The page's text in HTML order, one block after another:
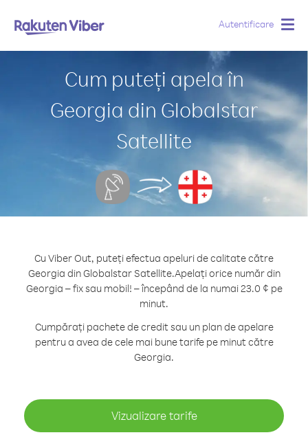
Autentificare
Cum puteți apela în
Georgia din Globalstar
Satellite
Cu Viber Out, puteți efectua apeluri de calitate către
Georgia din Globalstar Satellite.Apelați orice număr din
Georgia – fix sau mobil! – începând de la numai 23.0 ¢ pe
minut.
Cumpărați pachete de credit sau un plan de apelare
pentru a avea de cele mai bune tarife pe minut către
Georgia.
Vizualizare tarife